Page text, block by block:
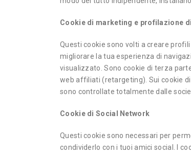
Cookie di marketing e profilazione
Questi cookie sono volti a creare
migliorare la tua esperienza di
visualizzato. Sono cookie di terza
web affiliati (retargeting). Sui cookie
sono controllate totalmente dalle
Cookie di Social Network
Questi cookie sono necessari per
condividerlo con i tuoi amici social. I